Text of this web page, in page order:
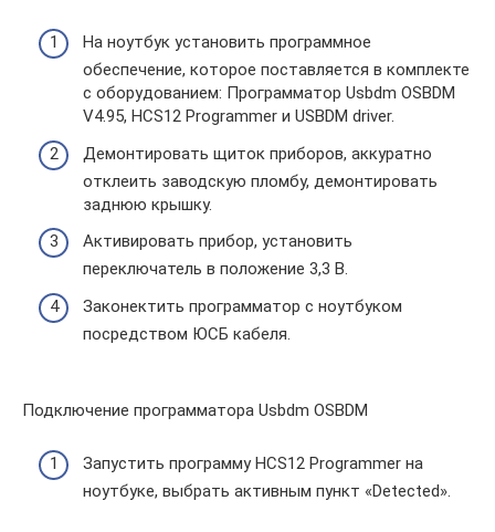
На ноутбук установить программное
обеспечение, которое поставляется в комплекте
с оборудованием: Программатор Usbdm OSBDM
V4.95, HCS12 Programmer и USBDM driver.
Демонтировать щиток приборов, аккуратно
отклеить заводскую пломбу, демонтировать
заднюю крышку.
Активировать прибор, установить
переключатель в положение 3,3 В.
Законектить программатор с ноутбуком
посредством ЮСБ кабеля.
Подключение программатора Usbdm OSBDM
Запустить программу HCS12 Programmer на
ноутбуке, выбрать активным пункт «Detected».